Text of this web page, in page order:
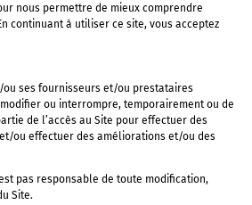
nous permettre de mieux comprendre
continuant à utiliser ce site, vous acceptez
ou ses fournisseurs et/ou prestataires
ou interrompre, temporairement ou de
de l’accès au Site pour effectuer des
ou effectuer des améliorations et/ou des
pas responsable de toute modification,
Site.